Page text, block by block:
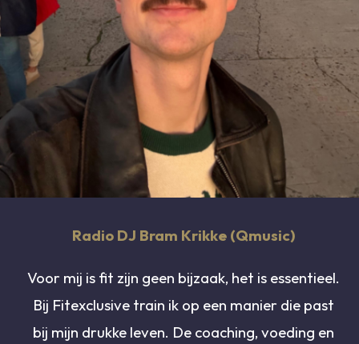
Radio DJ Bram Krikke (Qmusic)
Voor mij is fit zijn geen bijzaak, het is essentieel.
Bij Fitexclusive train ik op een manier die past
bij mijn drukke leven. De coaching, voeding en